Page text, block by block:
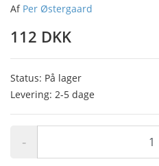
Af Per Østergaard
112 DKK
Status: På lager
Levering: 2-5 dage
-